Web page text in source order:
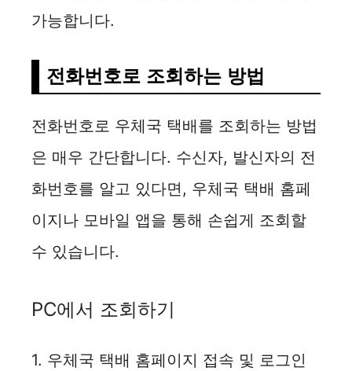
가능합니다.
전화번호로 조회하는 방법
전화번호로 우체국 택배를 조회하는 방법
은 매우 간단합니다. 수신자, 발신자의 전
화번호를 알고 있다면, 우체국 택배 홈페
이지나 모바일 앱을 통해 손쉽게 조회할
수 있습니다.
PC에서 조회하기
1. 우체국 택배 홈페이지 접속 및 로그인